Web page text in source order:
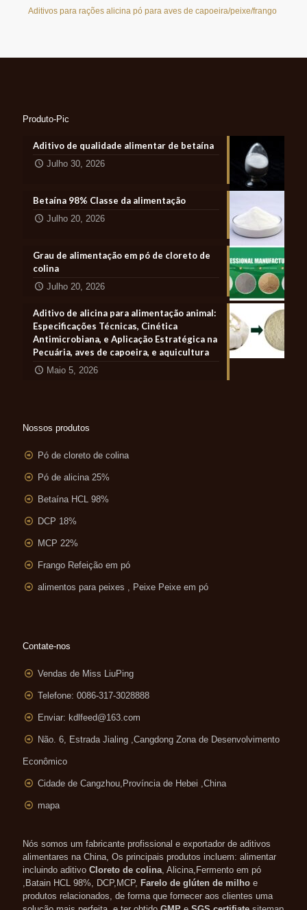
Aditivos para rações alicina pó para aves de capoeira/peixe/frango
Produto-Pic
Aditivo de qualidade alimentar de betaína
Julho 30, 2026
Betaína 98% Classe da alimentação
Julho 20, 2026
Grau de alimentação em pó de cloreto de
colina
Julho 20, 2026
Aditivo de alicina para alimentação animal:
Especificações Técnicas, Cinética
Antimicrobiana, e Aplicação Estratégica na
Pecuária, aves de capoeira, e aquicultura
Maio 5, 2026
Nossos produtos
Pó de cloreto de colina
Pó de alicina 25%
Betaína HCL 98%
DCP 18%
MCP 22%
Frango Refeição em pó
alimentos para peixes , Peixe Peixe em pó
Contate-nos
Vendas de Miss LiuPing
Telefone: 0086-317-3028888
Enviar: kdlfeed@163.com
Não. 6, Estrada Jialing ,Cangdong Zona de Desenvolvimento
Econômico
Cidade de Cangzhou,Província de Hebei ,China
mapa
Nós somos um fabricante profissional e exportador de aditivos
alimentares na China, Os principais produtos incluem: alimentar
incluindo aditivo Cloreto de colina, Alicina,Fermento em pó
,Batain HCL 98%, DCP,MCP, Farelo de glúten de milho e
produtos relacionados, de forma que fornecer aos clientes uma